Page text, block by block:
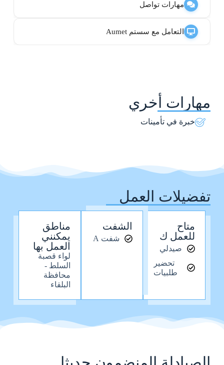
مهارات تواصل
التعامل مع سستم Aumet
مهارات أخري
خبرة في تأمينات
تفضيلات العمل
متاح
للعمل ك
صيدلي
تحضير
طلبيات
الشفت
شفت A
مناطق
يمكنني
العمل بها
لواء قصبة
السلط -
محافظة
البلقاء